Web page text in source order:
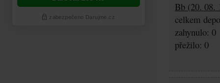
Bb (20. 08.
celkem
zahynulo: 0
přežilo: 0